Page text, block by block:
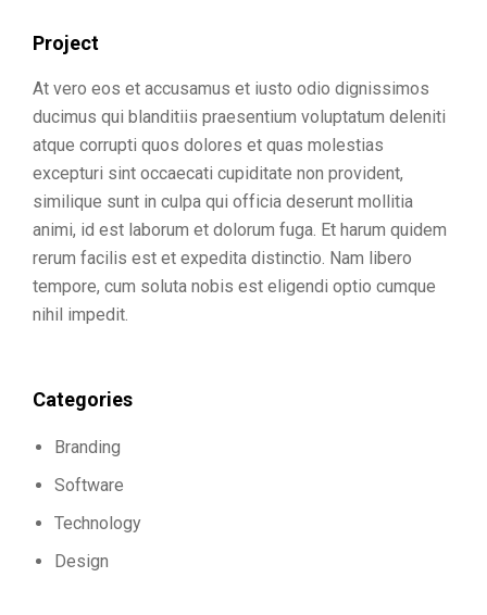
Project
At vero eos et accusamus et iusto odio dignissimos
ducimus qui blanditiis praesentium voluptatum deleniti
atque corrupti quos dolores et quas molestias
excepturi sint occaecati cupiditate non provident,
similique sunt in culpa qui officia deserunt mollitia
animi, id est laborum et dolorum fuga. Et harum quidem
rerum facilis est et expedita distinctio. Nam libero
tempore, cum soluta nobis est eligendi optio cumque
nihil impedit.
Categories
Branding
Software
Technology
Design